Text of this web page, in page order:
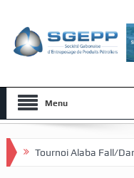
Menu
Fall/Darneau Essia Ndong